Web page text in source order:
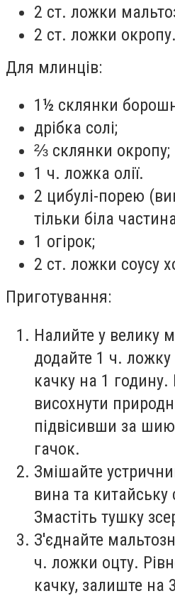
2 ст. ложки
2 ст. ложки окропу.
Для млинців:
1½ склянки
дрібка солі;
⅔ склянки окропу;
1 ч. ложка олії.
2 цибулі-порею
тільки біла
1 огірок;
2 ст. ложки соусу
Приготування:
Налийте у велику
додайте 1 ч. ложку
качку на 1 годину.
висохнути
підвісивши за
гачок.
Змішайте
вина та китайську
Змастіть тушку
З'єднайте
ч. ложки оцту.
качку, залиште на